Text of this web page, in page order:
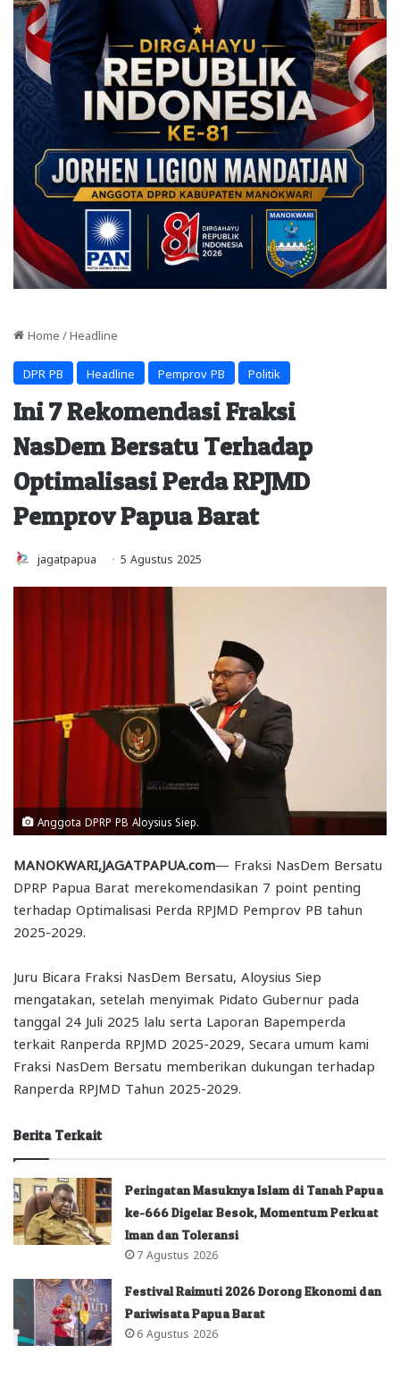
Home / Headline
DPR PB Headline Pemprov PB Politik
Ini 7 Rekomendasi Fraksi
NasDem Bersatu Terhadap
Optimalisasi Perda RPJMD
Pemprov Papua Barat
jagatpapua 5 Agustus 2025
Anggota DPRP PB Aloysius Siep.
MANOKWARI,JAGATPAPUA.com— Fraksi NasDem Bersatu
DPRP Papua Barat merekomendasikan 7 point penting
terhadap Optimalisasi Perda RPJMD Pemprov PB tahun
2025-2029.
Juru Bicara Fraksi NasDem Bersatu, Aloysius Siep
mengatakan, setelah menyimak Pidato Gubernur pada
tanggal 24 Juli 2025 lalu serta Laporan Bapemperda
terkait Ranperda RPJMD 2025-2029, Secara umum kami
Fraksi NasDem Bersatu memberikan dukungan terhadap
Ranperda RPJMD Tahun 2025-2029.
Berita Terkait
Peringatan Masuknya Islam di Tanah Papua
ke-666 Digelar Besok, Momentum Perkuat
Iman dan Toleransi
7 Agustus 2026
Festival Raimuti 2026 Dorong Ekonomi dan
Pariwisata Papua Barat
6 Agustus 2026